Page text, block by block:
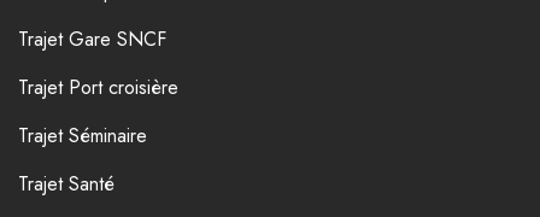
Trajet Gare SNCF
Trajet Port croisière
Trajet Séminaire
Trajet Santé